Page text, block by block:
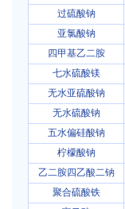
过硫酸钠
亚氯酸钠
四甲基乙二胺
七水硫酸镁
无水亚硫酸钠
无水硫酸钠
五水偏硅酸钠
柠檬酸钠
乙二胺四乙酸二钠
聚合硫酸铁